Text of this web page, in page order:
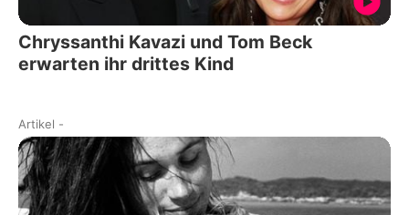
Chryssanthi Kavazi und Tom Beck
erwarten ihr drittes Kind
Artikel -